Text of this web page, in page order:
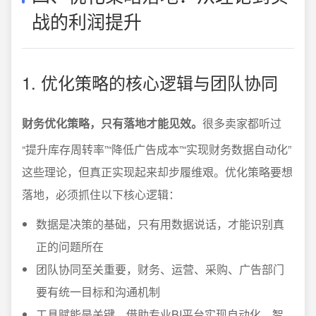
战的利润提升
1. 优化策略的核心逻辑与团队协同
财务优化策略，只有落地才能见效。 很多卖家都听过
“提升库存周转率”“降低广告成本”“实现财务数据自动化”
这些理论，但真正实现起来却步履维艰。优化策略要想
落地，必须抓住以下核心逻辑：
数据是决策的基础，只有用数据说话，才能识别真
正的问题所在
团队协同至关重要，财务、运营、采购、广告部门
要有统一目标和沟通机制